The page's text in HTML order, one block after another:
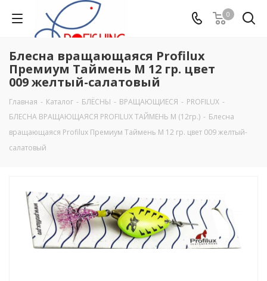
0
Блесна вращающаяся Profilux
Премиум Таймень М 12 гр. цвет
009 желтый-салатовый
Главная - Каталог - БЛЁСНЫ - ВРАЩАЮЩИЕСЯ - PROFILUX -
БЛЕСНА ВРАЩАЮЩАЯСЯ PROFILUX ТАЙМЕНЬ М (12гр.) - Блесна
вращающаяся Profilux Премиум Таймень М 12 гр. цвет 009 желтый-
салатовый